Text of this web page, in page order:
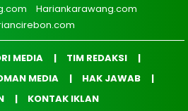
Hariankarawang.com
MEDIA
TIM REDAKSI
MEDIA
HAK JAWAB
KONTAK IKLAN